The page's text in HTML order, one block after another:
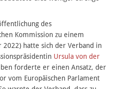
des
Kommission zu einem
2022) hatte sich der Verband in
Ursula von der
forderte er einen Ansatz, der
vom Europäischen Parlament